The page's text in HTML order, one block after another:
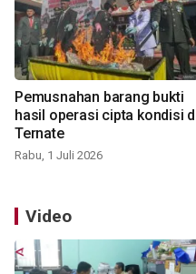
Pemusnahan barang bukti
hasil operasi cipta kondisi
Ternate
Rabu, 1 Juli 2026
Video